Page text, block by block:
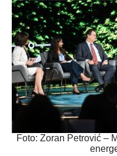
Foto: Zoran Petrović –